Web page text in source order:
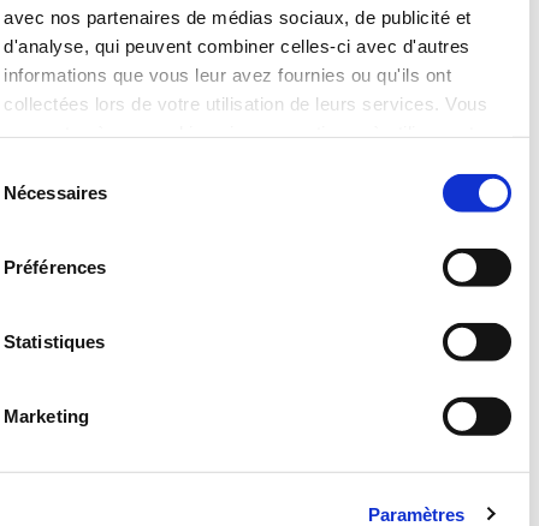
avec nos partenaires de médias sociaux, de publicité et
d'analyse, qui peuvent combiner celles-ci avec d'autres
informations que vous leur avez fournies ou qu'ils ont
collectées lors de votre utilisation de leurs services. Vous
duNécessaires
Préférences
Statistiques
Marketing
Paramètres
لقد غيّر الله حياتهم
رسالة حب المرسلة من الله
شهادة أحمد
شّهادة ل علي من الجزائر
الرجل الدي سقط في البئر
من هو يسوع المسيح؟
مقابلة مع الله
أمر بسيط كبساطة الصلاة